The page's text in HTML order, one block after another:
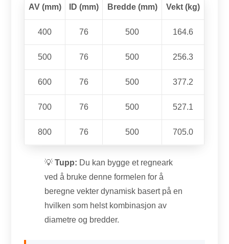
AV (mm) ID (mm) Bredde (mm) Vekt (kg)
400 76 500 164.6
500 76 500 256.3
600 76 500 377.2
700 76 500 527.1
800 76 500 705.0
💡Tupp: Du kan bygge et regneark
ved å bruke denne formelen for å
beregne vekter dynamisk basert på en
hvilken som helst kombinasjon av
diametre og bredder.